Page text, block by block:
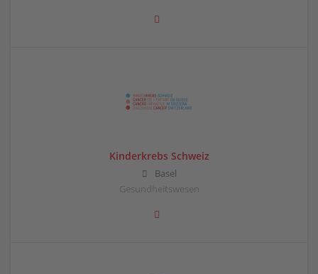
Kinderkrebs Schweiz
Basel
Gesundheitswesen